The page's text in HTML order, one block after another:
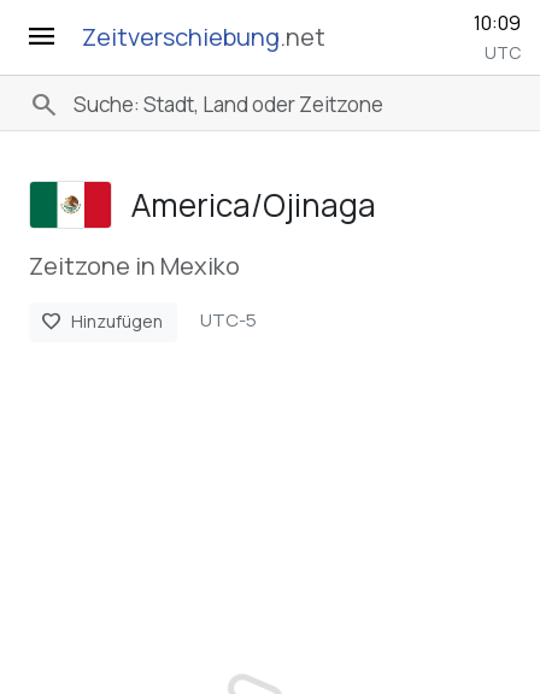
menu Zeitverschiebung.net 10:09
UTC
search
America/­Ojinaga
Zeitzone in Mexiko
favorite Hinzufügen UTC-5